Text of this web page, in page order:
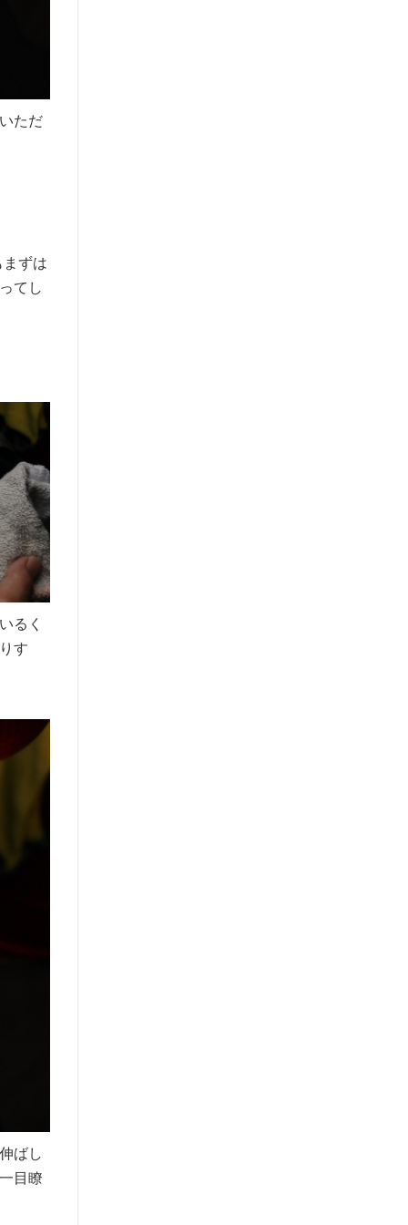
ただ
ずは
てし
るく
す
ばし
目瞭